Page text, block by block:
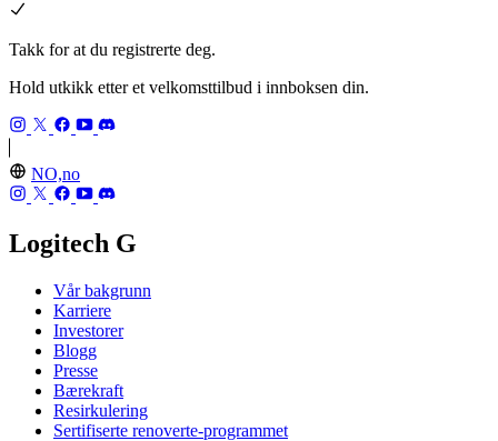
Takk for at du registrerte deg.
Hold utkikk etter et velkomsttilbud i innboksen din.
NO,no
Logitech G
Vår bakgrunn
Karriere
Investorer
Blogg
Presse
Bærekraft
Resirkulering
Sertifiserte renoverte-programmet